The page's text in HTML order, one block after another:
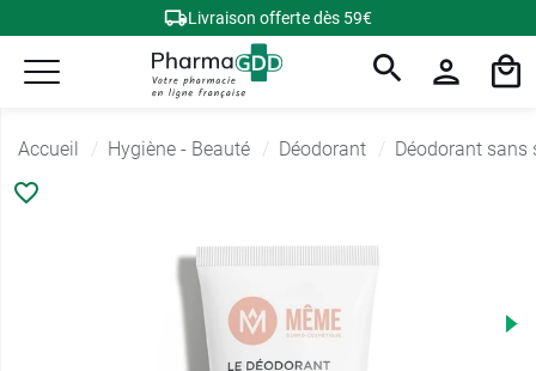
Livraison offerte dès 59€
Accueil Hygiène - Beauté Déodorant Déodorant